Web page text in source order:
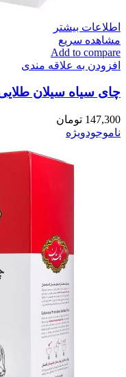
اطلاعات بیشتر
مشاهده سریع
Add to compare
افزودن به علاقه مندی
چای سیاه سیلان طلایی 500 گرمی
147,300 تومان
ناموجودویژه